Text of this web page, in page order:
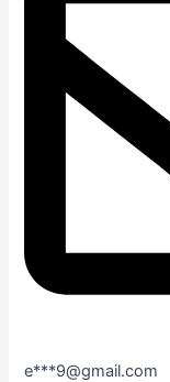
e***9@gmail.com